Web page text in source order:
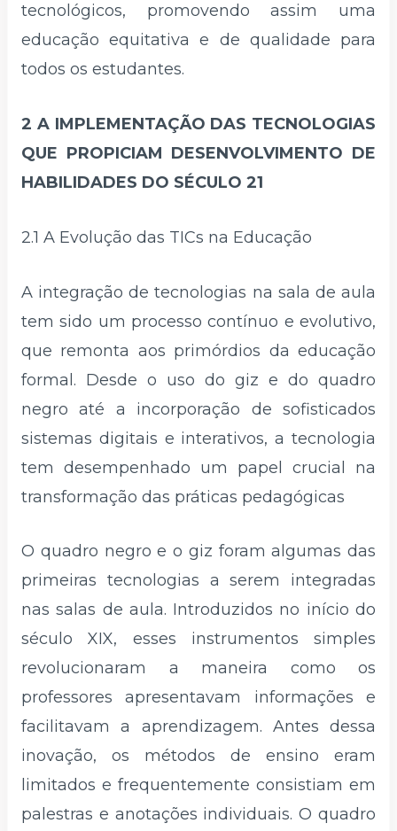
tecnológicos, promovendo assim uma
educação equitativa e de qualidade para
todos os estudantes.
2 A IMPLEMENTAÇÃO DAS TECNOLOGIAS
QUE PROPICIAM DESENVOLVIMENTO DE
HABILIDADES DO SÉCULO 21
2.1 A Evolução das TICs na Educação
A integração de tecnologias na sala de aula
tem sido um processo contínuo e evolutivo,
que remonta aos primórdios da educação
formal. Desde o uso do giz e do quadro
negro até a incorporação de sofisticados
sistemas digitais e interativos, a tecnologia
tem desempenhado um papel crucial na
transformação das práticas pedagógicas
O quadro negro e o giz foram algumas das
primeiras tecnologias a serem integradas
nas salas de aula. Introduzidos no início do
século XIX, esses instrumentos simples
revolucionaram a maneira como os
professores apresentavam informações e
facilitavam a aprendizagem. Antes dessa
inovação, os métodos de ensino eram
limitados e frequentemente consistiam em
palestras e anotações individuais. O quadro